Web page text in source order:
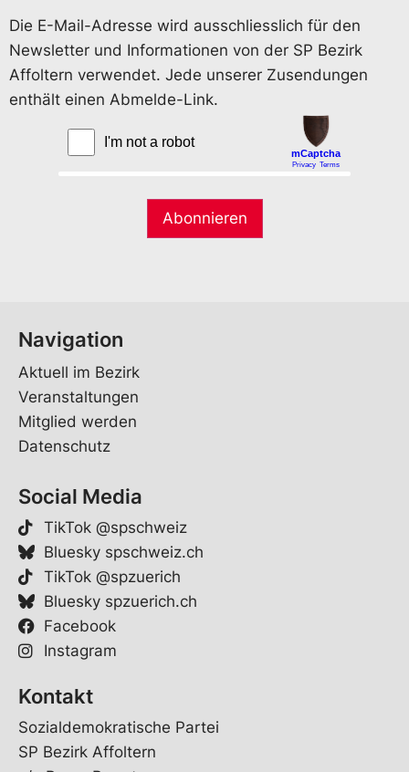
Die E-Mail-Adresse wird ausschliesslich für den
Newsletter und Informationen von der SP Bezirk
Affoltern verwendet. Jede unserer Zusendungen
enthält einen Abmelde-Link.
Navigation
Aktuell im Bezirk
Veranstaltungen
Mitglied werden
Datenschutz
Social Media
TikTok @spschweiz
Bluesky spschweiz.ch
TikTok @spzuerich
Bluesky spzuerich.ch
Facebook
Instagram
Kontakt
Sozialdemokratische Partei
SP Bezirk Affoltern